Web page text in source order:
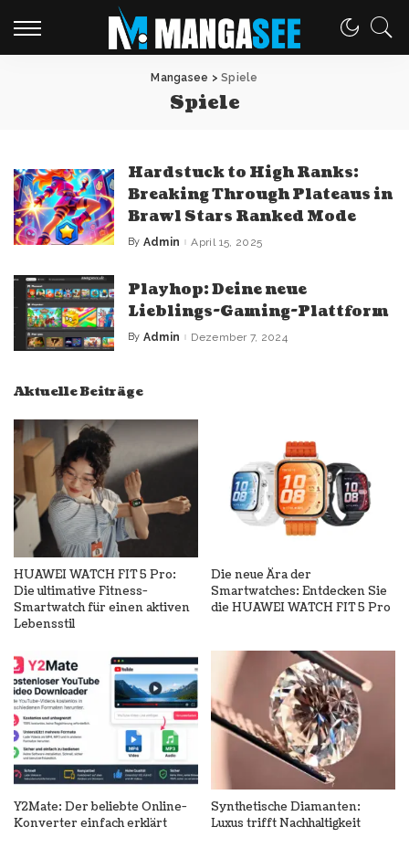
Mangasee >Spiele
Spiele
Hardstuck to High Ranks:
Breaking Through Plateaus in
Brawl Stars Ranked Mode
Posted
By Admin April 15, 2025
Playhop: Deine neue
Lieblings-Gaming-Plattform
Posted
By Admin Dezember 7, 2024
Aktuelle Beiträge
HUAWEI WATCH FIT 5 Pro:
Die ultimative Fitness-
Smartwatch für einen aktiven
Lebensstil
Die neue Ära der
Smartwatches: Entdecken Sie
die HUAWEI WATCH FIT 5 Pro
Y2Mate: Der beliebte Online-
Konverter einfach erklärt
Synthetische Diamanten:
Luxus trifft Nachhaltigkeit